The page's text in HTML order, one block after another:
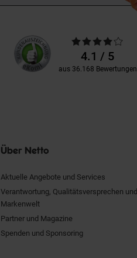
Unsere
Kundenbewertungen
Durchschnittliche
Bewertungen4.1 / 5
aus 36.168 Bewertungen
Über Netto
Aktuelle Angebote und Services
Verantwortung, Qualitätsversprechen und
Markenwelt
Partner und Magazine
Spenden und Sponsoring